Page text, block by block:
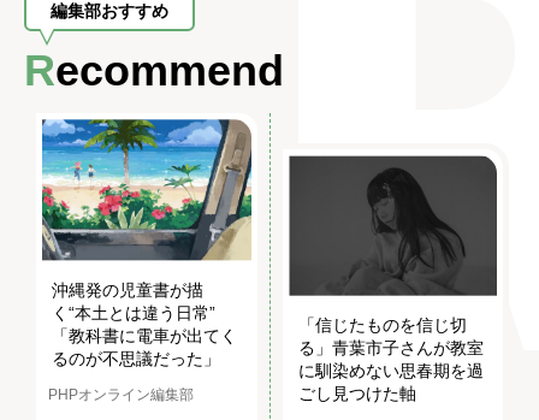
編集部おすすめ
Recommend
沖縄発の児童書が描
く“本土とは違う日常”
「教科書に電車が出てく
るのが不思議だった」
PHPオンライン編集部
「信じたものを信じ切
る」青葉市子さんが教室
に馴染めない思春期を過
ごし見つけた軸